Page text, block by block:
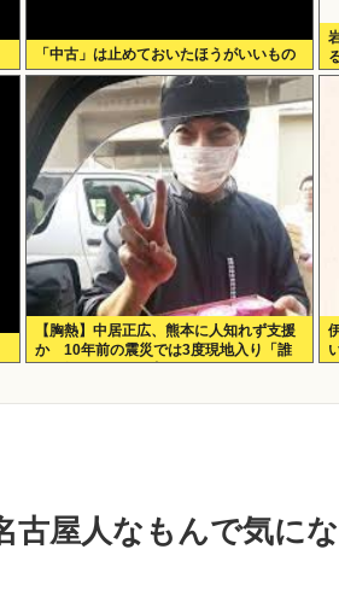
「中古」は止めておいたほうがいいもの
【胸熱】中居正広、熊本に人知れず支援
か 10年前の震災では3度現地入り「誰
にも知られなくて良い」
古屋人なもんで気に